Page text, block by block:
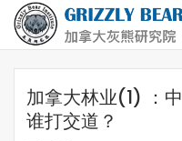
加拿大林业(1) ：
谁打交道？